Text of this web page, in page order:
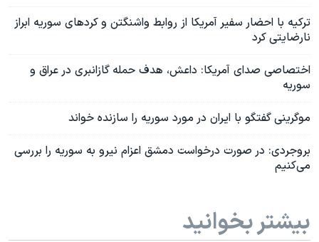
ترکیه با احضار سفیر آمریکا از روابط واشنگتن و کردهای سوریه ابراز
نارضایتی کرد
اختصاصی صدای آمریکا: داعش، هدف حمله گازانبری در عراق و
سوریه
موگرینی گفتگو با ایران در مورد سوریه را سازنده خواند
بروجردی: در صورت درخواست دمشق اعزام نیرو به سوریه را بررسی
می‌کنیم
بیشتر بخوانید